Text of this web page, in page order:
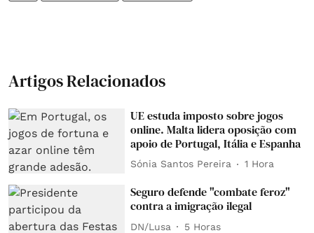
Artigos Relacionados
UE estuda imposto sobre jogos
online. Malta lidera oposição com
apoio de Portugal, Itália e Espanha
Sónia Santos Pereira 1 Hora
Seguro defende "combate feroz"
contra a imigração ilegal
DN/Lusa 5 Horas